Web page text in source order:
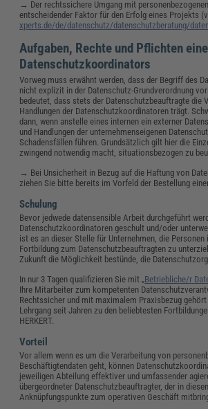
→ Der rechtssichere Umgang mit
entscheidender Faktor für den Erfolg eines Projekts
xperts.de/de/datenschutz/datenschutzberatung/
Aufgaben, Rechte und Pflichten
Datenschutzkoordinators
Vorweg muss erwähnt werden, dass der Begriff des
nicht explizit in der Datenschutz-Grundverordnung
bedeutet, dass stets der Datenschutzbeauftragte die
Handlungen der Datenschutzkoordinatoren trägt.
dann, wenn anstelle eines internen ein externer
und Handlungen der unternehmenseigenen
Schadensfällen führen. Grundsätzlich gilt hier die
zwingend notwendig macht, situationsbezogen zu
→ Bei Unsicherheit in Bezug auf die Haftung von
ziehen Sie bitte bereits im Vorfeld der Bestellung
Schulung
Bevor jedwede datensensible Arbeit durchgeführt
Datenschutzkoordinatoren geschult und/oder
ist es an dieser Stelle für Unternehmen, die Personen
Fortbildung zum Datenschutzbeauftragten zu
Zukunft die Möglichkeit bestünde, die
In nur 3 Tagen qualifizieren Sie mit „Betriebliche/r
Ihre Mitarbeiter zum kompetenten
Rechtssicher und mit maximalem Praxisbezug
Lehrgang seit Jahren zu den beliebtesten
HERKERT.
Vorteil
Vor allem wenn es um die Verarbeitung von
Beschäftigtendaten geht, können
jeweiligen Abteilung effektiver und umfassender
übergeordneter Datenschutzbeauftragter, der in
Anknüpfungspunkte zum operativen Geschäft